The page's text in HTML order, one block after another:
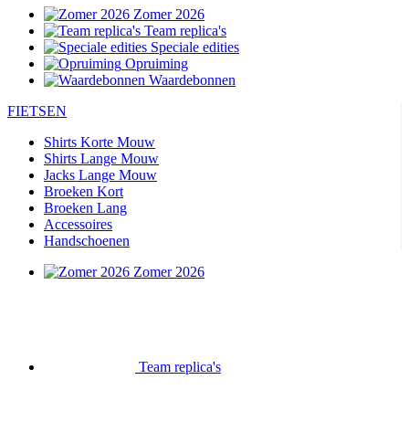
Zomer 2026
Team replica's
Speciale edities
Opruiming
Waardebonnen
FIETSEN
Shirts Korte Mouw
Shirts Lange Mouw
Jacks Lange Mouw
Broeken Kort
Broeken Lang
Accessoires
Handschoenen
Zomer 2026
Team replica's